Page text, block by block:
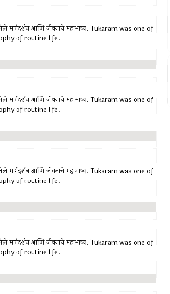
मार्गदर्शन आणि जीवनाचे महाभाष्य. Tukaram was one of
of routine life.
मार्गदर्शन आणि जीवनाचे महाभाष्य. Tukaram was one of
of routine life.
मार्गदर्शन आणि जीवनाचे महाभाष्य. Tukaram was one of
of routine life.
मार्गदर्शन आणि जीवनाचे महाभाष्य. Tukaram was one of
of routine life.